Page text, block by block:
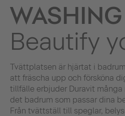
WASHING
Beautify
Tvättplatsen är hjärtat i
att fräscha upp och försköna
tillfälle erbjuder Duravit
det badrum som passar dina
Från tvättställ till speglar,